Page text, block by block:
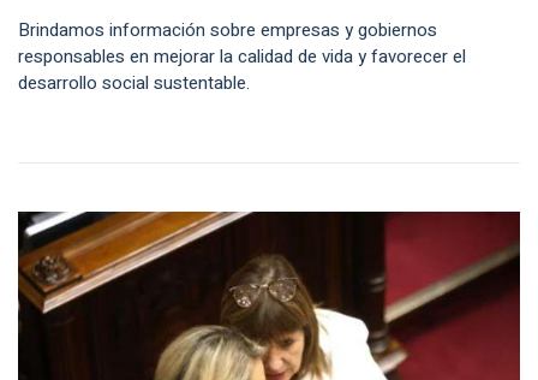
Brindamos información sobre empresas y gobiernos
responsables en mejorar la calidad de vida y favorecer el
desarrollo social sustentable.